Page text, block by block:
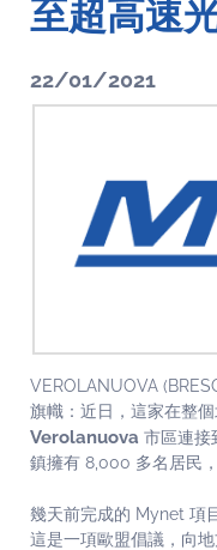
以往案例
联系我们
至超高速
22/01/2021
VEROLANUOVA
旗幟：近日，這家在整
Verolanuova 市區連接
鎮擁有 8,000 多名居民
幾天前完成的 Mynet 項
這是一項歐盟倡議，向